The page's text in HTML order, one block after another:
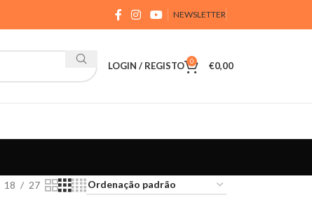
NEWSLETTER
LOGIN / REGISTO 0 €0,00
18 27